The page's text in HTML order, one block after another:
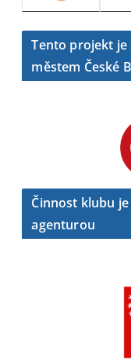
Tento projekt
městem České
Činnost klubu
agenturou